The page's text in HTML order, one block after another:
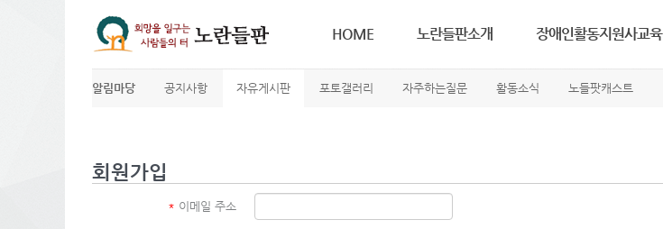
HOME 노란들판소개
노란들판소개
노들바람
노들웹진
장애인활동지원사교육
장애인활동지원서비스
알림마당 공지사항 자유게시판 포토갤러리 자주하는질문 활동소식 노들팟캐스트
회원가입
* 이메일 주소